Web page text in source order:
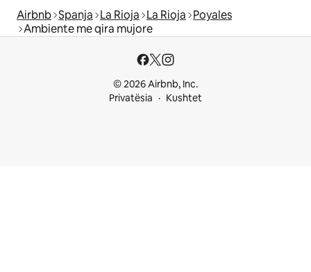
Airbnb Spanja La Rioja La Rioja Poyales
Ambiente me qira mujore
© 2026 Airbnb, Inc.
Privatësia
Kushtet